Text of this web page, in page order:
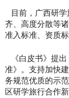
目前，广西研学
齐、高度分散等
准入标准、资质
《白皮书》提出
准》。支持加快
务规范优质的示
区研学旅行合作